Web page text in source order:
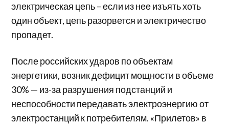
электрическая цепь – если из нее изъять хоть
один объект, цепь разорвется и электричество
пропадет.
После российских ударов по объектам
энергетики, возник дефицит мощности в объеме
30% — из-за разрушения подстанций и
неспособности передавать электроэнергию от
электростанций к потребителям. «Прилетов» в